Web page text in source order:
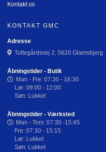
Kontakt os
KONTAKT GMC
Adresse
Toftegårdsvej 2, 5620 Glamsbjerg
Åbningstider - Butik
Man - Fre: 07:30 - 16:30
Lør: 09:00 - 12:00
Søn: Lukket
Åbningstider - Værksted
Man - Tors: 07:30 -15:45
Fre: 07:30 - 15:15
Lør: Lukket
Søn: Lukket